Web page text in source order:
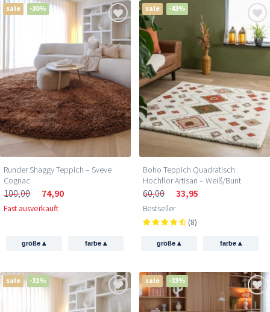
sale -30%
Runder Shaggy Teppich – Sveve
Cognac
100,00 74,90
Fast ausverkauft
größe▴ farbe ▴
sale -43%
Boho Teppich Quadratisch
Hochflor Artisan – Weiß/Bunt
60,00 33,95
Bestseller
(8)
größe▴ farbe ▴
sale -31% sale -33%